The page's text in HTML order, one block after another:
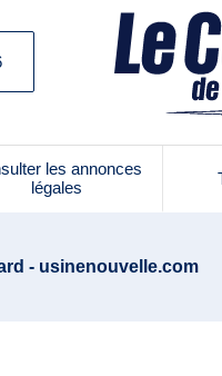
les annonces
légales
- usinenouvelle.com